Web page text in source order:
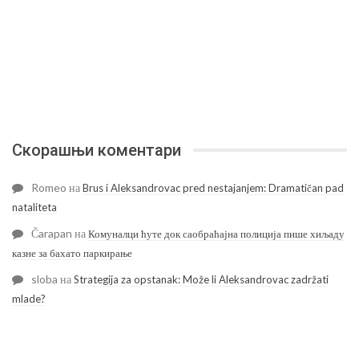
Скорашњи коментари
Romeo наBrus i Aleksandrovac pred nestajanjem: Dramatičan pad
nataliteta
Čarapan наКомуналци ћуте док саобраћајна полиција пише хиљаду
казне за бахато паркирање
sloba наStrategija za opstanak: Može li Aleksandrovac zadržati
mlade?